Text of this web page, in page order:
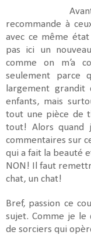
recommande à
avec ce même état
pas ici un
comme on m’a
seulement parce
largement grandit
enfants, mais
tout une pièce de
tout! Alors quand
commentaires sur
qui a fait la beauté
NON! Il faut
chat, un chat!
Bref, passion ce
sujet. Comme je le
de sorciers qui